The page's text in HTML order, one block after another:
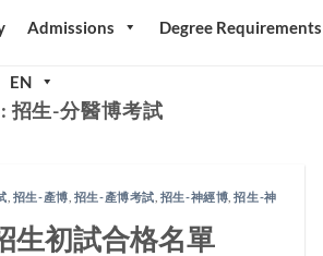
Admissions Degree Requirements
EN
招生-分醫博考試
招生-產博 招生-產博考試 招生-神經博 ,招生-神
生初試合格名單